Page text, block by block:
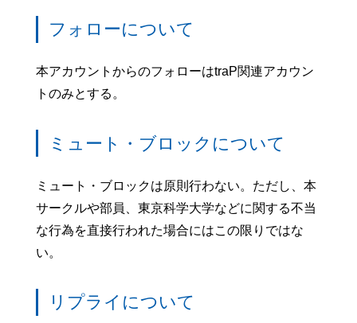
フォローについて
本アカウントからのフォローはtraP関連アカウン
トのみとする。
ミュート・ブロックについて
ミュート・ブロックは原則行わない。ただし、本
サークルや部員、東京科学大学などに関する不当
な行為を直接行われた場合にはこの限りではな
い。
リプライについて